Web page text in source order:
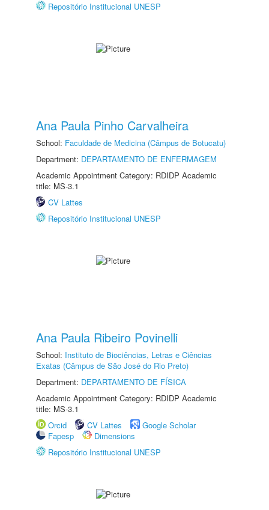
Repositório Institucional UNESP
Ana Paula Pinho Carvalheira
School: Faculdade de Medicina (Câmpus de Botucatu)
Department: DEPARTAMENTO DE ENFERMAGEM
Academic Appointment Category: RDIDP Academic
title: MS-3.1
CV Lattes
Repositório Institucional UNESP
Ana Paula Ribeiro Povinelli
School: Instituto de Biociências, Letras e Ciências
Exatas (Câmpus de São José do Rio Preto)
Department: DEPARTAMENTO DE FÍSICA
Academic Appointment Category: RDIDP Academic
title: MS-3.1
Orcid
CV Lattes
Google Scholar
Fapesp
Dimensions
Repositório Institucional UNESP